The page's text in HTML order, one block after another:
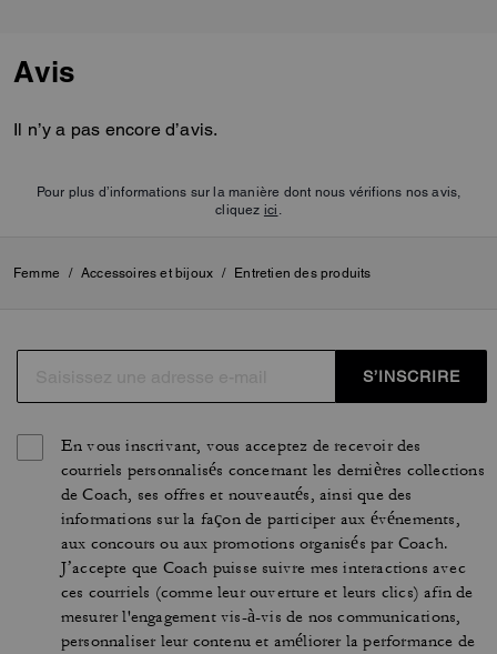
Avis
Il n’y a pas encore d’avis.
Pour plus d’informations sur la manière dont nous vérifions nos avis,
cliquez ici .
Femme / Accessoires et bijoux / Entretien des produits
S’INSCRIRE
En vous inscrivant, vous acceptez de recevoir des
courriels personnalisés concernant les dernières collections
de Coach, ses offres et nouveautés, ainsi que des
informations sur la façon de participer aux événements,
aux concours ou aux promotions organisés par Coach.
J’accepte que Coach puisse suivre mes interactions avec
ces courriels (comme leur ouverture et leurs clics) afin de
mesurer l'engagement vis-à-vis de nos communications,
personnaliser leur contenu et améliorer la performance de